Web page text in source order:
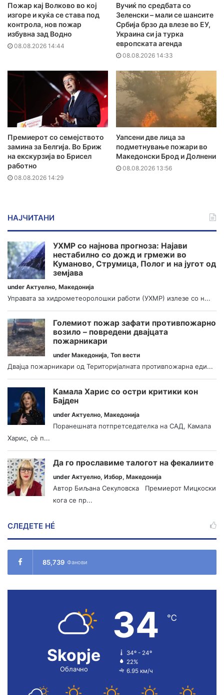
Пожар кај Волково во кој
изгоре и куќа се става под
контрола, нов пожар
избувна зад Водно
08.08.2026 14:44
Вучиќ по средбата со
Зеленски – мали се шансите
Србија брзо да влезе во ЕУ,
Украина си ја турка
европската агенда
08.08.2026 14:33
Премиерот со семејството
замина за Белгија. Во Бриж
на екскурзија во Брисел
работно
08.08.2026 14:29
Уапсени две лица за
подметнување пожари во
Македонски Брод и Долнени
08.08.2026 13:56
НАЈЧИТАНИ
УХМР со најнова прогноза: Најави
нестабилно со дожд и грмежи во
Куманово, Струмица, Полог и на југот од
земјава
under Актуелно, Македонија
Управата за хидрометеоролошки работи (УХМР) излезе со н...
Големиот пожар зафати противпожарно
возило – повредени двајцата
пожарникари
under Македонија, Топ вести
Двајца пожарникари од Територијалната противпожарна еди...
Камала Харис со остри критики кон
Бајден
under Актуелно, Македонија
Поранешната потпретседателка на САД, Камала
Харис, сè п...
Да го прославиме талогот на фекалиите
under Актуелно, Избор, Македонија
Автор Биљана Секуловска Премиерот Мицкоски
кога се пр...
СЛЕДЕТЕ НÉ
85,739 Фанови
Skopje
Облачно
34 ℃
34º - 24º
22%
6.95 км/ч